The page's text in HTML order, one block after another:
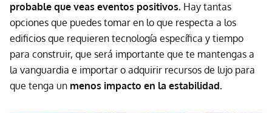
probable que veas eventos positivos. Hay tantas
opciones que puedes tomar en lo que respecta a los
edificios que requieren tecnología específica y tiempo
para construir, que será importante que te mantengas a
la vanguardia e importar o adquirir recursos de lujo para
que tenga un menos impacto en la estabilidad.